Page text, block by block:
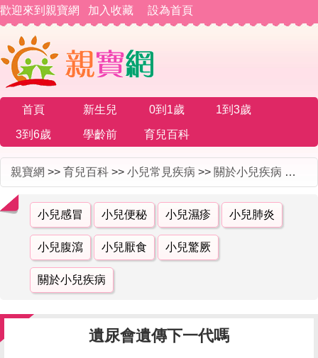
歡迎來到親寶網 加入收藏 設為首頁
首頁 新生兒 0到1歲 1到3歲
3到6歲 學齡前 育兒百科
親寶網 >> 育兒百科 >> 小兒常見疾病 >> 關於小兒疾病
小兒感冒 小兒便秘 小兒濕疹 小兒肺炎
小兒腹瀉 小兒厭食 小兒驚厥
關於小兒疾病
遺尿會遺傳下一代嗎